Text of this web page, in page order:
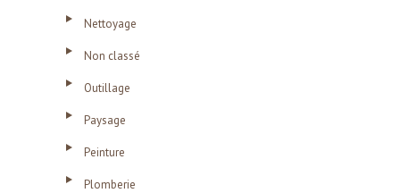
Nettoyage
Non classé
Outillage
Paysage
Peinture
Plomberie